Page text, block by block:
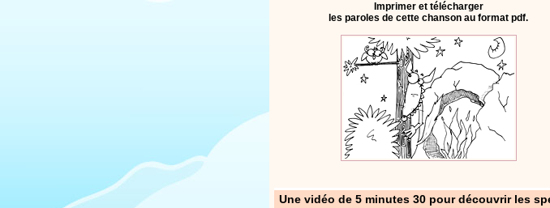
Imprimer et télécharger
les paroles de cette chanson au format pdf.
Une vidéo de 5 minutes 30 pour découvrir les